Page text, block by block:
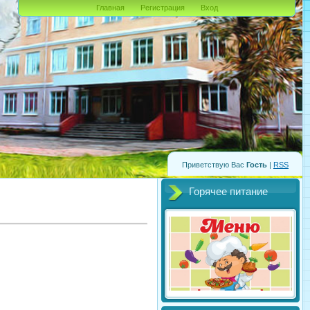
Приветствую Вас Гость | RSS
Главная Регистрация Вход
Горячее питание